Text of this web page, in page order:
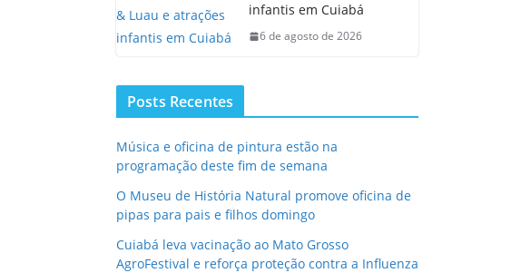
infantis em Cuiabá
6 de agosto de 2026
Posts Recentes
Música e oficina de pintura estão na
programação deste fim de semana
O Museu de História Natural promove oficina de
pipas para pais e filhos domingo
Cuiabá leva vacinação ao Mato Grosso
AgroFestival e reforça proteção contra a Influenza